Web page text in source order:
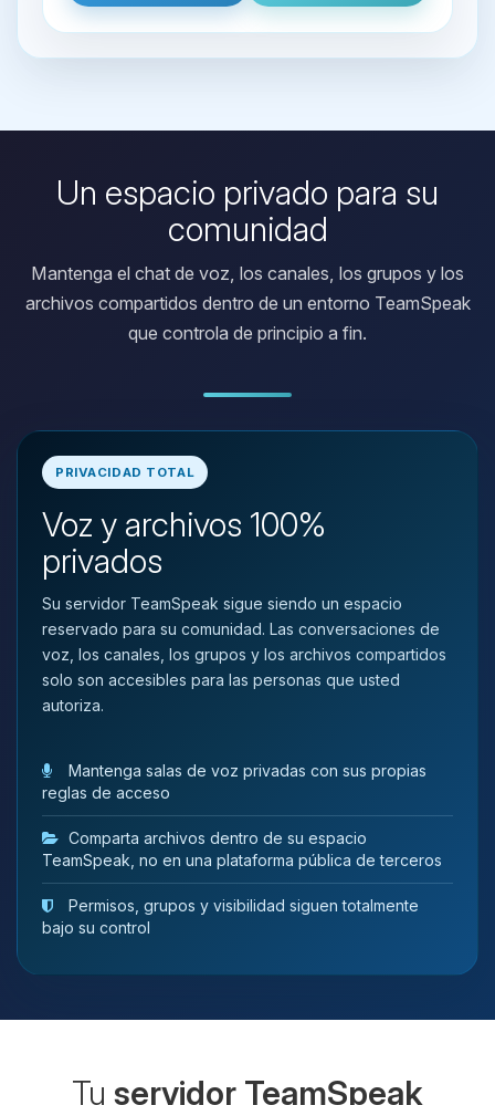
Un espacio privado para su
comunidad
Mantenga el chat de voz, los canales, los grupos y los
archivos compartidos dentro de un entorno TeamSpeak
que controla de principio a fin.
PRIVACIDAD TOTAL
Voz y archivos 100%
privados
Su servidor TeamSpeak sigue siendo un espacio
reservado para su comunidad. Las conversaciones de
voz, los canales, los grupos y los archivos compartidos
solo son accesibles para las personas que usted
autoriza.
Mantenga salas de voz privadas con sus propias
reglas de acceso
Comparta archivos dentro de su espacio
TeamSpeak, no en una plataforma pública de terceros
Permisos, grupos y visibilidad siguen totalmente
bajo su control
Tu servidor TeamSpeak
Yupi, por fin alguien con quien
hablar! Soy Choupy, tu pequeno
asistente de BoxToPlay. Cuentame
que necesitas y moveré mis
pequenos circuitos para ayudarte.
07/08/2026 17:03